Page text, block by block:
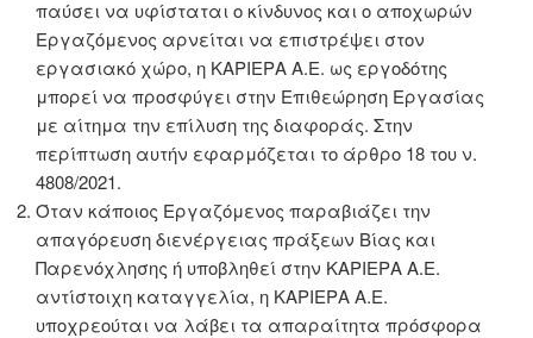
παύσει να υφίσταται ο κίνδυνος και ο αποχωρών
Εργαζόμενος αρνείται να επιστρέψει στον
εργασιακό χώρο, η ΚΑΡΙΕΡΑ Α.Ε. ως εργοδότης
μπορεί να προσφύγει στην Επιθεώρηση Εργασίας
με αίτημα την επίλυση της διαφοράς. Στην
περίπτωση αυτήν εφαρμόζεται το άρθρο 18 του ν.
4808/2021.
Όταν κάποιος Εργαζόμενος παραβιάζει την
απαγόρευση διενέργειας πράξεων Βίας και
Παρενόχλησης ή υποβληθεί στην ΚΑΡΙΕΡΑ Α.Ε.
αντίστοιχη καταγγελία, η ΚΑΡΙΕΡΑ Α.Ε.
υποχρεούται να λάβει τα απαραίτητα πρόσφορα